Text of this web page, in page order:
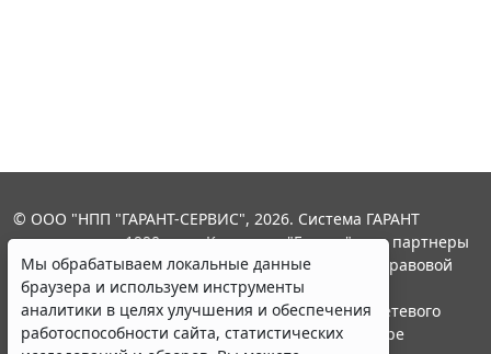
Мы обрабатываем локальные данные
браузера и используем инструменты
аналитики в целях улучшения и обеспечения
работоспособности сайта, статистических
© ООО "НПП "ГАРАНТ-СЕРВИС", 2026. Система ГАРАНТ
выпускается с 1990 года. Компания "Гарант" и ее партнеры
являются участниками Российской ассоциации правовой
информации ГАРАНТ.
Портал ГАРАНТ.РУ зарегистрирован в качестве сетевого
издания Федеральной службой по надзору в сфере